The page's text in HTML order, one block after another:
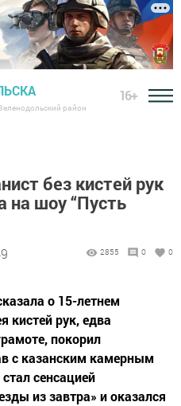
район
16+
без кистей рук
на шоу “Пусть
2855 0 0
о 15-летнем
кистей рук, едва
покорил
с казанским камерным
сенсацией
из завтра» и оказался